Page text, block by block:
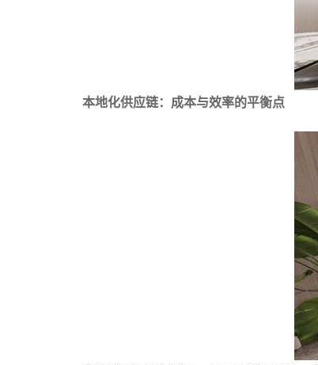
本地化供应链：成本与效率的平衡点